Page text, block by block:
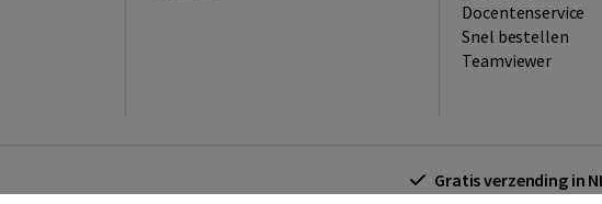
Docentenservice
Snel bestellen
Teamviewer
Gratis verzending in